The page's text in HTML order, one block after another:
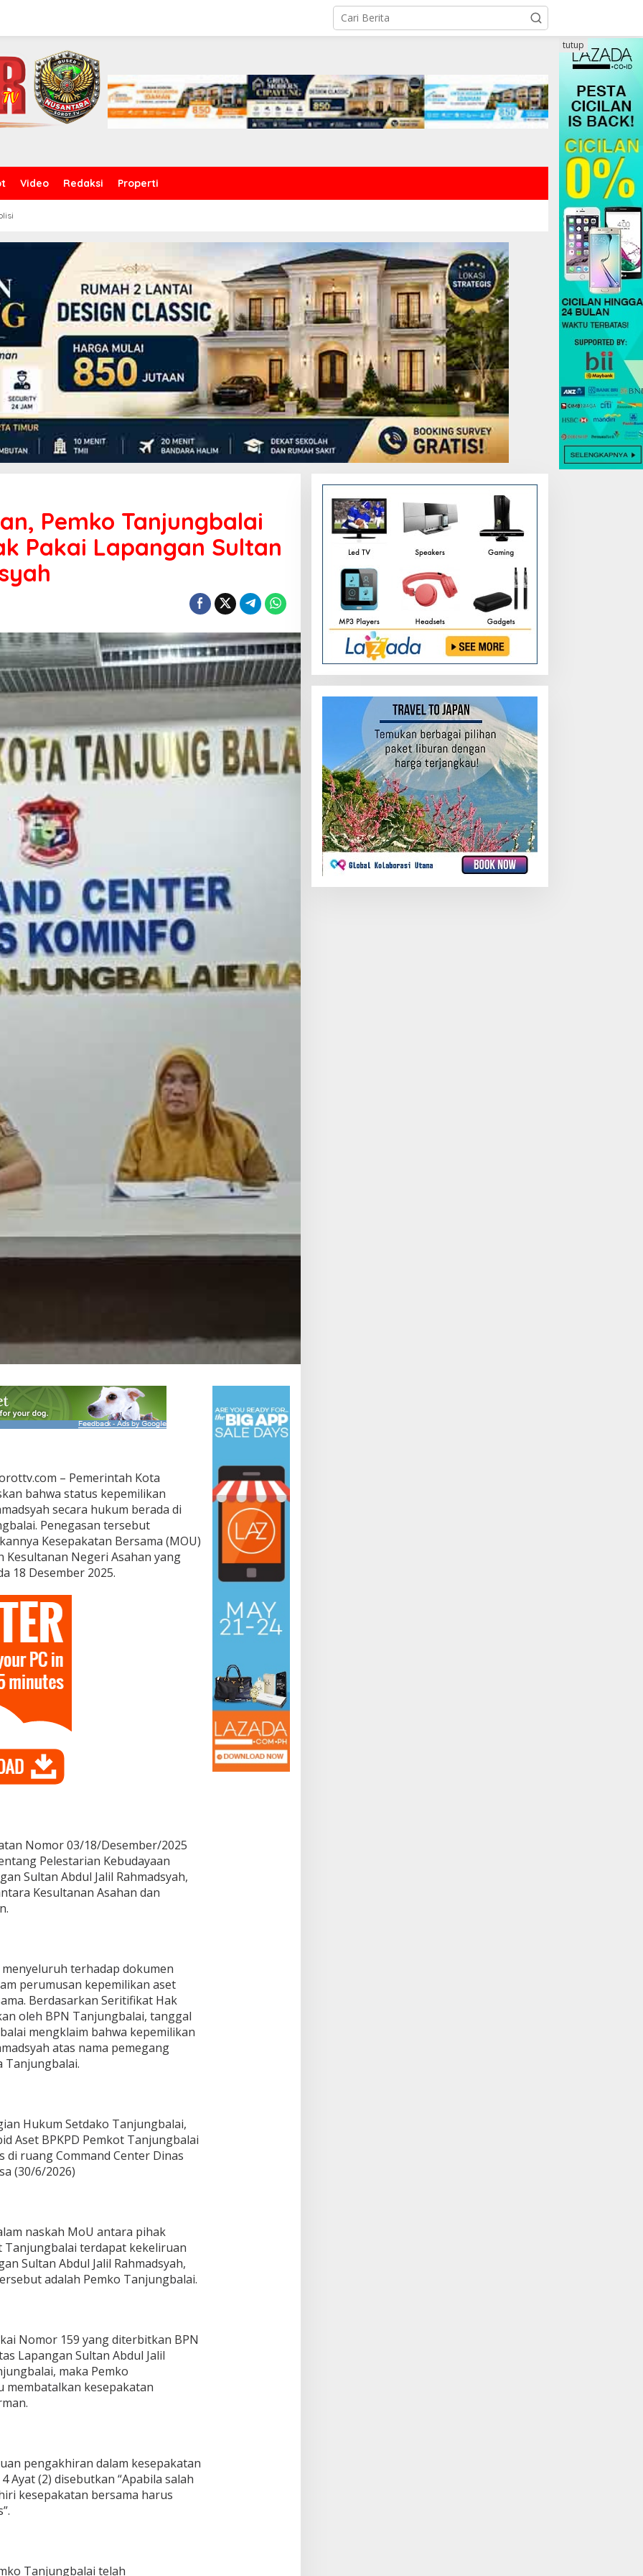
Video Redaksi Properti
tutup
Pemko Tanjungbalai
Pakai Lapangan Sultan
– Pemerintah Kota
bahwa status kepemilikan
secara hukum berada di
Penegasan tersebut
Kesepakatan Bersama (MOU)
Negeri Asahan yang
18 Desember 2025.
Nomor 03/18/Desember/2025
Pelestarian Kebudayaan
Sultan Abdul Jalil Rahmadsyah,
Kesultanan Asahan dan
terhadap dokumen
perumusan kepemilikan aset
Berdasarkan Seritifikat Hak
oleh BPN Tanjungbalai, tanggal
mengklaim bahwa kepemilikan
atas nama pemegang
Tanjungbalai.
Hukum Setdako Tanjungbalai,
Aset BPKPD Pemkot Tanjungbalai
ruang Command Center Dinas
(30/6/2026)
naskah MoU antara pihak
Tanjungbalai terdapat kekeliruan
Sultan Abdul Jalil Rahmadsyah,
adalah Pemko Tanjungbalai.
Nomor 159 yang diterbitkan BPN
Lapangan Sultan Abdul Jalil
maka Pemko
membatalkan kesepakatan
pengakhiran dalam kesepakatan
Ayat (2) disebutkan “Apabila salah
kesepakatan bersama harus
Tanjungbalai telah